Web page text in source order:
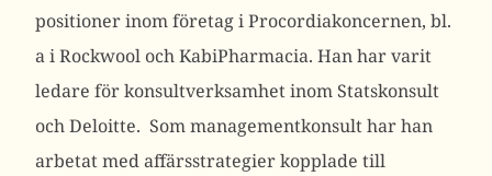
positioner inom företag i Procordiakoncernen, bl.
a i Rockwool och KabiPharmacia. Han har varit
ledare för konsultverksamhet inom Statskonsult
och Deloitte. Som managementkonsult har han
arbetat med affärsstrategier kopplade till